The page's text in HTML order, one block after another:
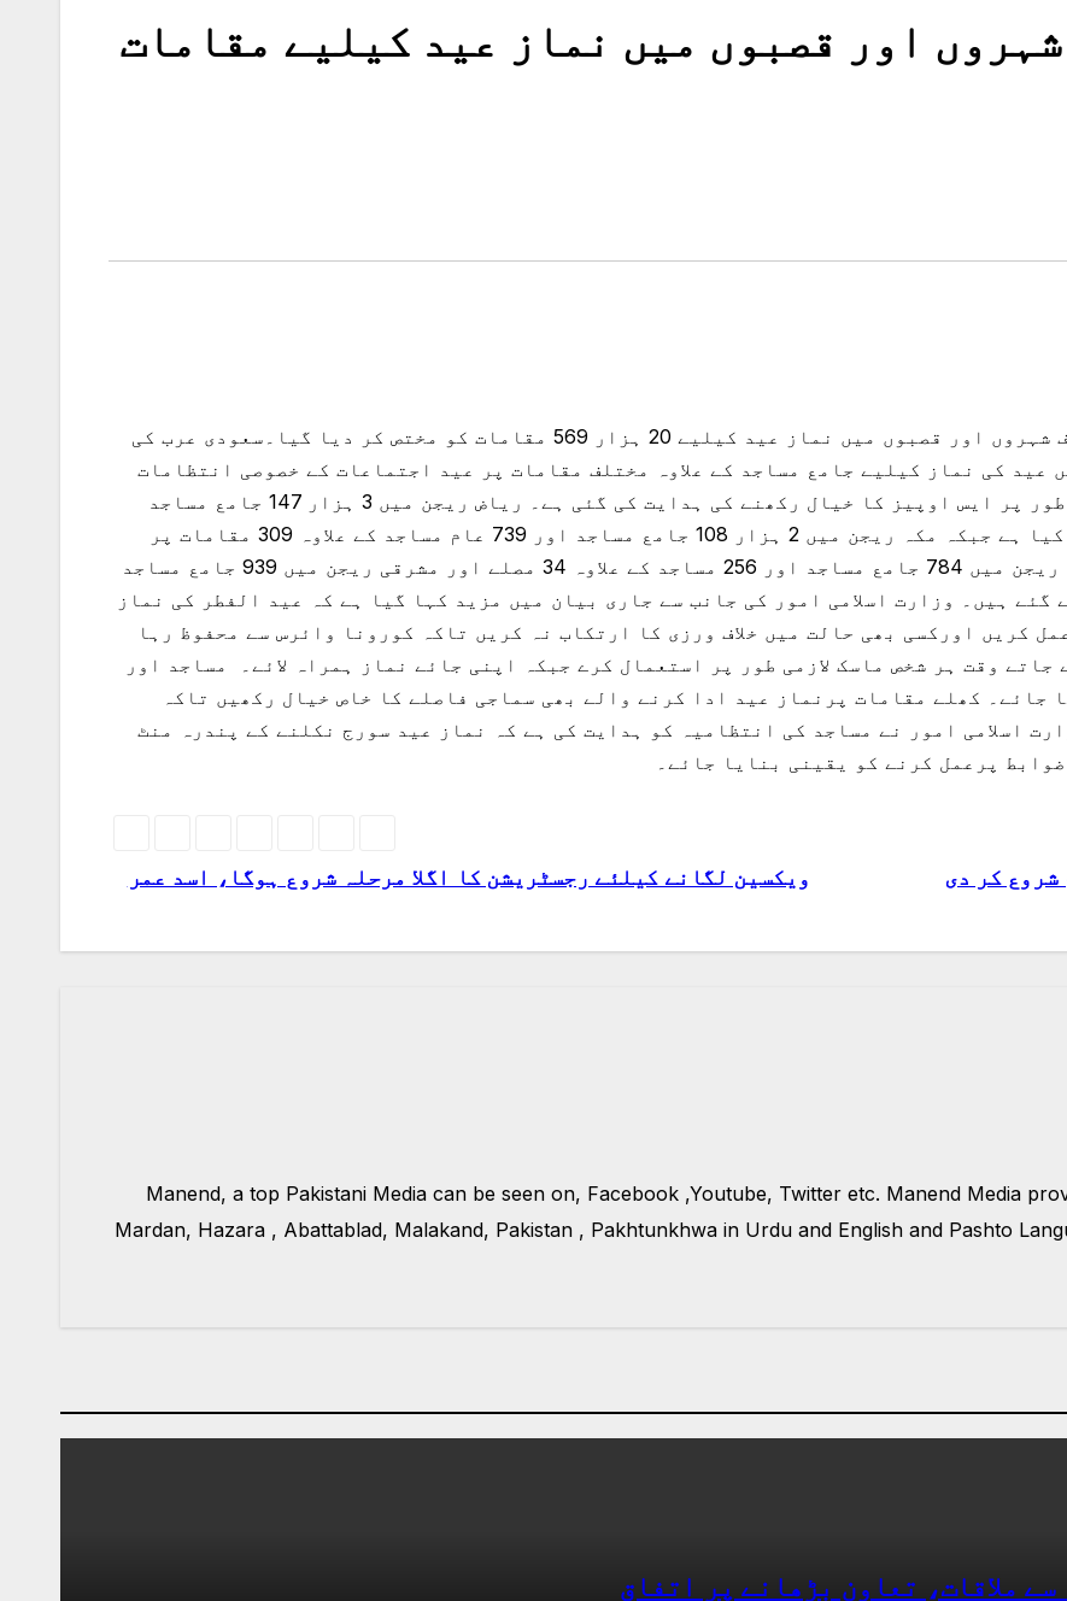
اور قصبوں میں نماز عید کیلیے مقامات
ریاض (مانند نیوز ڈیسک) سعودی عرب میں مختلف شہروں اور قصبوں میں نماز عید کیلیے 20 ہزار 569 مقامات کو مختص کر دیا گیا۔سعودی عرب کی
عید کی نماز کیلیے جامع مساجد کے علاوہ مختلف مقامات پر عید اجتماعات کے خصوصی انتظامات
کی اجازت دی گئی ہے جہاں آنے والوں کو مکمل طور پر ایس اوپیز کا خیال رکھنے کی ہدایت کی گئی ہے۔ ریاض ریجن میں 3 ہزار 147 جامع مساجد
اور 971 مساجد کے علاوہ 682 مقامات کو مخصوص کیا ہے جبکہ مکہ ریجن میں 2 ہزار 108 جامع مساجد اور 739 عام مساجد کے علاوہ 309 مقامات پر
عید مصلوں کی اجازت دی گئی ہے۔ مدینہ منورہ ریجن میں 784 جامع مساجد اور 256 مساجد کے علاوہ 34 مصلے اور مشرقی ریجن میں 939 جامع مساجد
عید مصلے مخصوص کیے گئے ہیں۔ وزارت اسلامی امور کی جانب سے جاری بیان میں مزید کہا گیا ہے کہ عید الفطر کی نماز
کریں اورکسی بھی حالت میں خلاف ورزی کا ارتکاب نہ کریں تاکہ کورونا وائرس سے محفوظ رہا
وقت ہر شخص ماسک لازمی طور پر استعمال کرے جبکہ اپنی جائے نماز ہمراہ لائے۔ مساجد اور
جائے۔ کھلے مقامات پرنماز عید ادا کرنے والے بھی سماجی فاصلے کا خاص خیال رکھیں تاکہ
اسلامی امور نے مساجد کی انتظامیہ کو ہدایت کی ہے کہ نماز عید سورج نکلنے کے پندرہ منٹ
پرعمل کرنے کو یقینی بنایا جائے۔
ویکسین لگانے کیلئے رجسٹریشن کا اگلا مرحلہ شروع ہوگا، اسد عمر شروع کر دی
Manend, a top Pakistani Media can be seen on, Facebook ,Youtube, Twitter etc. Manend Media
Mardan, Hazara , Abattablad, Malakand, Pakistan , Pakhtunkhwa in Urdu and English and Pashto
ملاقات، تعاون بڑھانے پر اتفاق